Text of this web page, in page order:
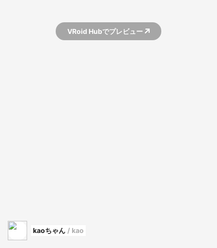
kaoちゃん / kao
VRoid Hubでプレビュー